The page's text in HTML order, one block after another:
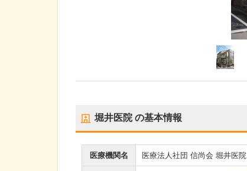
堀井医院の基本情報
医療機関名 医療法人社団 信尚会 堀井医院